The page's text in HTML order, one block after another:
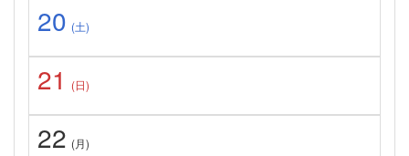
20 (土)
21 (日)
22 (月)